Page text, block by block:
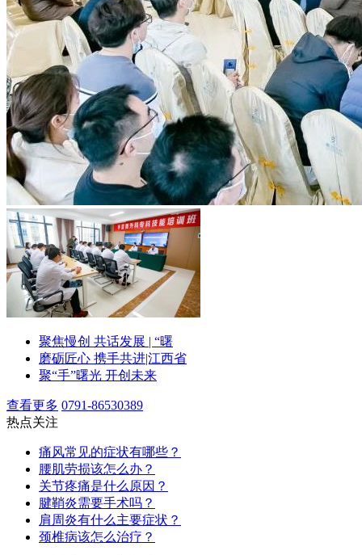
聚焦慢创 共话发展 | “曙
磨砺匠心 携手共进|江西省
聚“手”曙光 开创未来
查看更多 0791-86530389
热点关注
痛风常见的症状有哪些？
腰肌劳损该怎么办？
关节疼痛是什么原因？
腱鞘炎需要手术吗？
肩周炎有什么主要症状？
颈椎病该怎么治疗？